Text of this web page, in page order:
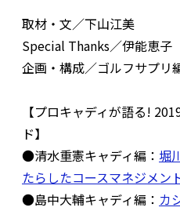
取材・文／下山江美
Special Thanks／伊能恵子
企画・構成／ゴルフサプリ
【プロキャディが語る!
ド】
●清水重憲キャディ編： 堀
たらしたコースマネジメン
●島中大輔キャディ編： カ